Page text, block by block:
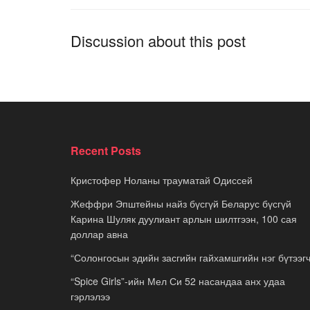
Discussion about this post
Recent Posts
Кристофер Ноланы трауматай Одиссей
Жеффри Эпштейны найз бүсгүй Беларус бүсгүй
Карина Шуляк дуулиант арлын шилтгээн, 100 сая
доллар авна
“Солонгосын эдийн засгийн гайхамшгийн нэг
“Spice Girls”-ийн Мел Си 52 насандаа анх удаа
гэрлэлээ